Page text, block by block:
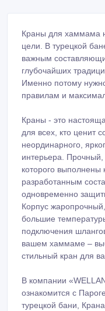
Краны для хаммама
цели. В турецкой
важным
глубочайших
Именно потому
правилам и
Краны - это
для всех, кто ценит
неординарного,
интерьера. Прочный,
которого выполнены
разработанным
одновременно
Корпус
большие
подключения
вашем хаммаме –
стильный кран для
В компании
ознакомится с
турецкой бани,